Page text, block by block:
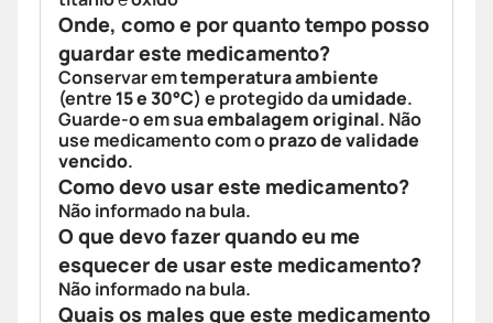
Onde, como e por quanto tempo posso
guardar este medicamento?
Conservar emtemperatura ambiente
(entre 15 e 30°C) e protegido daumidade.
Guarde-o em suaembalagem original. Não
use medicamento com oprazo de validade
vencido.
Como devo usar este medicamento?
Não informado na bula.
O que devo fazer quando eu me
esquecer de usar este medicamento?
Não informado na bula.
Quais os males que este medicamento